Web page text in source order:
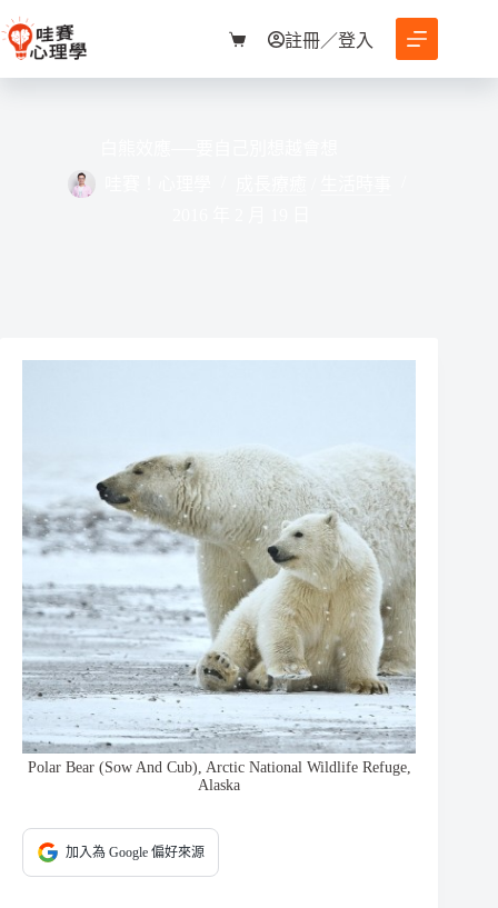
至
購
物
註冊／登入
Polar Bear (Sow And Cub), Arctic National Wildlife Refuge,
Alaska
加入為 Google 偏好來源